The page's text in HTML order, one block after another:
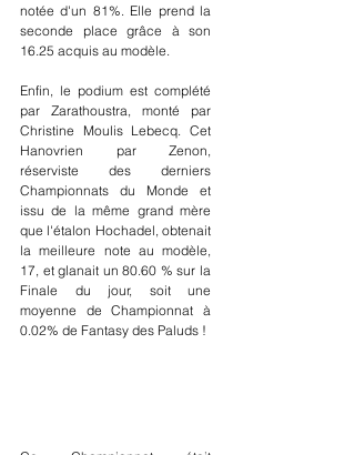
notée d'un 81%. Elle prend la
seconde place grâce à son
16.25 acquis au modèle.
Enfin, le podium est complété
par Zarathoustra, monté par
Christine Moulis Lebecq. Cet
Hanovrien par Zenon,
réserviste des derniers
Championnats du Monde et
issu de la même grand mère
que l'étalon Hochadel, obtenait
la meilleure note au modèle,
17, et glanait un 80.60 % sur la
Finale du jour, soit une
moyenne de Championnat à
0.02% de Fantasy des Paluds !